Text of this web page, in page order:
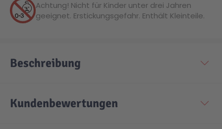
Technic
Spiel-Ei
Achtung! Nicht für Kinder unter drei Jahren
geeignet. Erstickungsgefahr. Enthält Kleinteile.
Beschreibung
Kundenbewertungen